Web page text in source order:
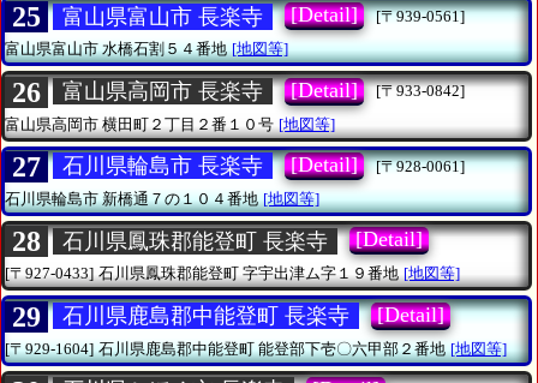
25 富山県富山市 長楽寺 [Detail]
[〒939-0561]
富山県富山市水橋石割５４番地 [地図等]
26 富山県高岡市 長楽寺 [Detail]
[〒933-0842]
富山県高岡市 横田町２丁目２番１０号 [地図等]
27 石川県輪島市 長楽寺 [Detail]
[〒928-0061]
石川県輪島市新橋通７の１０４番地 [地図等]
28 石川県鳳珠郡能登町 長楽寺 [Detail]
[〒927-0433] 石川県鳳珠郡能登町字宇出津ム字１９番地 [地図等]
29 石川県鹿島郡中能登町 長楽寺 [Detail]
[〒929-1604] 石川県鹿島郡中能登町能登部下壱〇六甲部２番地 [地図等]